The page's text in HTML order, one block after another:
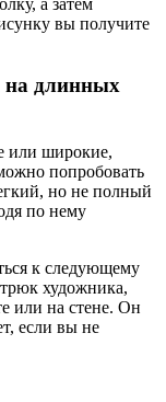
вы получите
на длинных
или широкие,
попробовать
но не полный
по нему
к следующему
художника,
или на стене. Он
если вы не